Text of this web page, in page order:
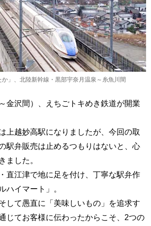
」、北陸新幹線・黒部宇奈月温泉～糸魚川間
金沢間）、えちごトキめき鉄道が開業
上越妙高駅になりましたが、今回の取
駅弁販売は止めるつもりはないと、心
ました。
直江津で地に足を付け、丁寧な駅弁作
ハイマート」。
して愚直に「美味しいもの」を追求す
じてお客様に伝わったからこそ、2つの